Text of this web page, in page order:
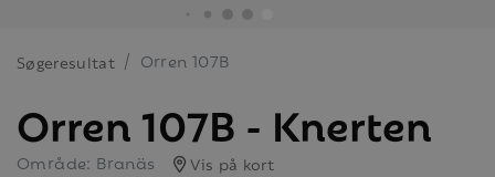
Søgeresultat Orren 107B
Orren 107B - Knerten
Område: Branäs Vis på kort